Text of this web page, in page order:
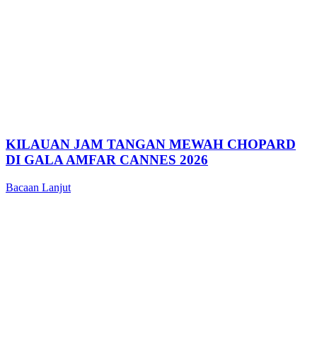
KILAUAN JAM TANGAN MEWAH CHOPARD
DI GALA AMFAR CANNES 2026
Bacaan Lanjut